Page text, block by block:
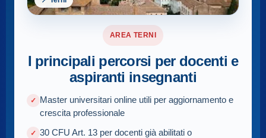
AREA TERNI
I principali percorsi per docenti e
aspiranti insegnanti
Master universitari online utili per aggiornamento e
crescita professionale
30 CFU Art. 13 per docenti già abilitati o